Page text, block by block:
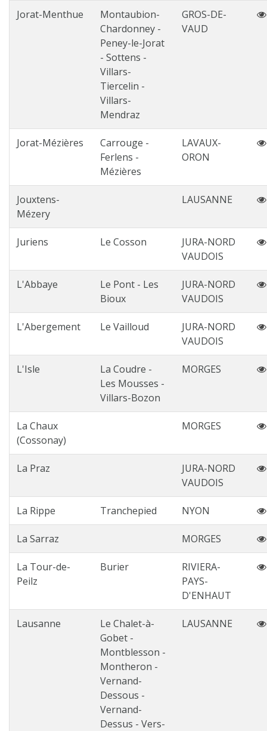
Jorat-Menthue
Montaubion-
Chardonney -
Peney-le-Jorat
- Sottens -
Villars-
Tiercelin -
Villars-
Mendraz
GROS-DE-
VAUD
Jorat-Mézières
Carrouge -
Ferlens -
Mézières
LAVAUX-
ORON
Jouxtens-
Mézery
LAUSANNE
Juriens Le Cosson
JURA-NORD
VAUDOIS
L'Abbaye
Le Pont - Les
Bioux
JURA-NORD
VAUDOIS
L'Abergement Le Vailloud
JURA-NORD
VAUDOIS
L'Isle
La Coudre -
Les Mousses -
Villars-Bozon
MORGES
La Chaux
(Cossonay)
MORGES
La Praz
JURA-NORD
VAUDOIS
La Rippe Tranchepied NYON
La Sarraz MORGES
La Tour-de-
Peilz
Burier
RIVIERA-
PAYS-
D'ENHAUT
Lausanne
Le Chalet-à-
Gobet -
Montblesson -
Montheron -
Vernand-
Dessous -
Vernand-
Dessus - Vers-
LAUSANNE